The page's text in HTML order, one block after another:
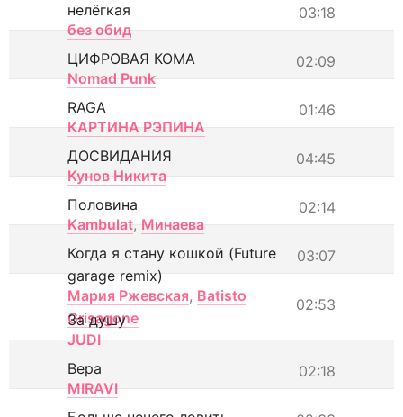
03:18
нелёгкая
без обид
02:09
ЦИФРОВАЯ КОМА
Nomad Punk
01:46
RAGA
КАРТИНА РЭПИНА
04:45
ДОСВИДАНИЯ
Кунов Никита
02:14
Половина
Kambulat, Минаева
03:07
Когда я стану кошкой (Future
garage remix)
Мария Ржевская, Batisto
Grisagone
02:53
За душу
JUDI
02:18
Вера
MIRAVI